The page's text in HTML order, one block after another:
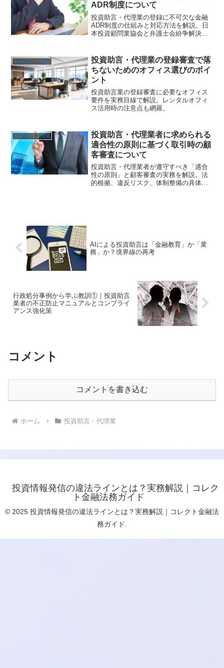
ADR制度について
投資助言・代理業の登録に不可欠な金融
ADR制度の仕組みと対応方法を解説。日
本投資顧問業協会と弁護士会紛争解決セ
まで実務に役立つ情報を網羅。
投資助言・代理業
投資助言・代理業の登録審査で落
ちないためのオフィス選びのポイ
ント
投資助言業の登録審査に必要なオフィス
要件を実務目線で解説。レンタルオフィ
ス活用時の注意点も網羅。
投資助言・代理業
投資助言・代理業者に求められる
適合性の原則に基づく取引時の顧
客審査について
投資助言・代理業者が遵守すべき「適合
性の原則」と顧客審査の実務を解説。法
的根拠、違反リスク、体制整備の具体策
AIによる投資助言は「金融教育」か「業
務」か？境界線の再考
行政処分事例から学ぶ教訓①｜投資助言
業者の不正防止マニュアルとコンプライ
アンス強化策
コメント
コメントを書き込む
ホーム 投資助言・代理業
投資情報発信の違法ラインとは？実務解説｜コレク
ト金融法務ガイド
© 2025 投資情報発信の違法ラインとは？実務解説｜コレクト金融法
務ガイド.